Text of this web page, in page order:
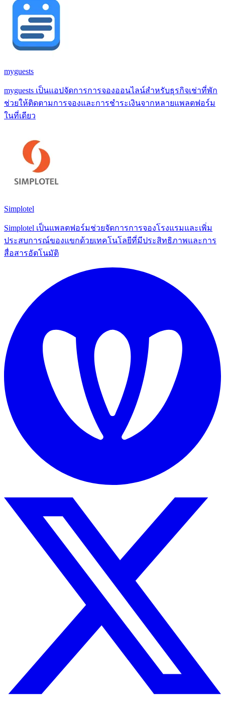
myguests
myguests เป็นแอปจัดการการจองออนไลน์สำหรับธุรกิจเช่าที่พัก
ช่วยให้ติดตามการจองและการชำระเงินจากหลายแพลตฟอร์ม
ในที่เดียว
Simplotel
Simplotel เป็นแพลตฟอร์มช่วยจัดการการจองโรงแรมและเพิ่ม
ประสบการณ์ของแขกด้วยเทคโนโลยีที่มีประสิทธิภาพและการ
สื่อสารอัตโนมัติ